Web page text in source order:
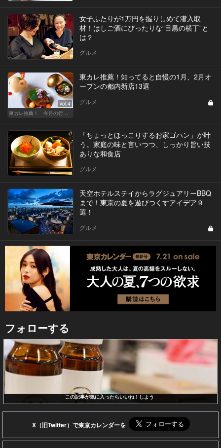
女子ふたりが1万円を握りしめて潜入取
材！はしご酒にぴったりな“目黒の横丁”と
は？
グルメ
Vol.4
東カレ推薦！知ってると自慢の1月、2月オ
ープンの都内新店13選
グルメ
「ちょっとほっこりするお家ゴハン」が叶
う。家庭の味と言いつつ、しっかり旨い技
ありな和食店
グルメ
天空ホテルステイからラグジュアリーBBQ
まで！東京の夏を遊びつくすアイデア９
選！
グルメ
フォローする
この記事が気に入ったらいいね！しよう
X（旧Twitter）で東京カレンダーを